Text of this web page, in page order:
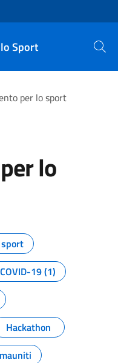
Sport Cerca
per lo sport
lo
pagina
sport
19 (1)
Hackathon